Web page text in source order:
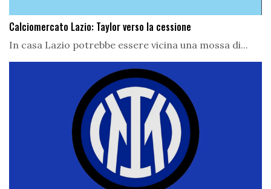
Calciomercato Lazio: Taylor verso la cessione
In casa Lazio potrebbe essere vicina una mossa di...